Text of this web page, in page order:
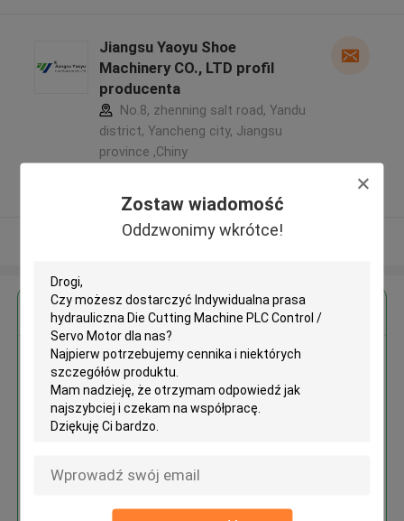
Zostaw wiadomość
Oddzwonimy wkrótce!
Jiangsu Yaoyu Shoe
Machinery CO., LTD profil
producenta
No.8, zhenning salt road, Yandu
district, Yancheng city, Jiangsu
province ,Chiny
zweryfikowane Dostawca
Zobacz więcej
Uzyskaj najlepszą cenę za
Indywidualna prasa hydrauliczna
Die Cutting Machine PLC Control
/ Servo Motor